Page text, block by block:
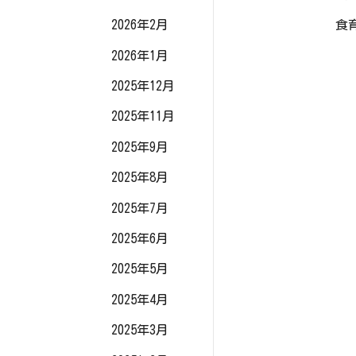
2026年2月
2026年1月
2025年12月
2025年11月
2025年9月
2025年8月
2025年7月
2025年6月
2025年5月
2025年4月
2025年3月
食